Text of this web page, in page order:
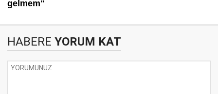
HABERE YORUM KAT